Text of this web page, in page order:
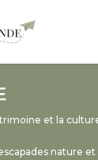
et la
nature et